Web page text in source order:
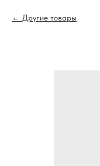
Другие товары